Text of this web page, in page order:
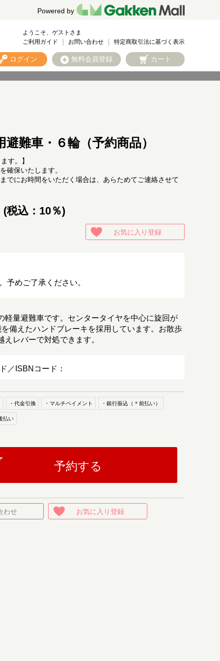
Powered by
ようこそ、ゲストさま
ご利用ガイド
お問い合わせ 特定商取引法に基づく表示
ログイン 無料会員登録 カート
難車・６輪（予約商品）
す。】
確保いたします。
でにお時間をいただく場合は、あらためてご連絡させて
税込：10％)
お気に入り登録
めご了承ください。
軽量避難車です。センタータイヤを中心に旋回が
備えたハンドブレーキを採用しています。お散歩
レバーで対処できます。
／ISBNコード：
・代金引換 ・マルチペイメント ・銀行振込（＊前払い）
払い
予約する
わせ お気に入り登録